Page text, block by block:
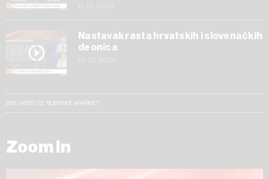
Nastavak rasta hrvatskih i slovenačkih
deonica
SVE VESTI IZ RUBRIKE MARKET
Zoom In